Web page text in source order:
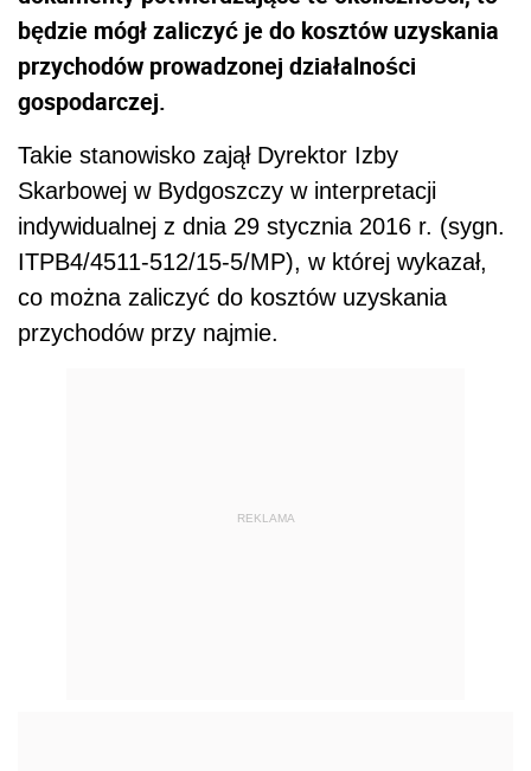
będzie mógł zaliczyć je do kosztów uzyskania
przychodów prowadzonej działalności
gospodarczej.
Takie stanowisko zajął Dyrektor Izby
Skarbowej w Bydgoszczy w interpretacji
indywidualnej z dnia 29 stycznia 2016 r. (sygn.
ITPB4/4511-512/15-5/MP), w której wykazał,
co można zaliczyć do kosztów uzyskania
przychodów przy najmie.
REKLAMA